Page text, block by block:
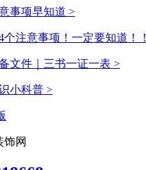
事项早知道 >
个注意事项！一定要知道！！
文件｜三书一证一表 >
小科普 >
饰网